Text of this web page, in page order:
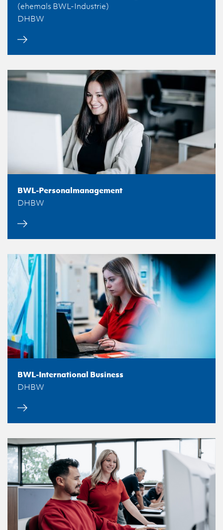
(ehemals BWL-Industrie)
DHBW
BWL-Personalmanagement
DHBW
BWL-International Business
DHBW